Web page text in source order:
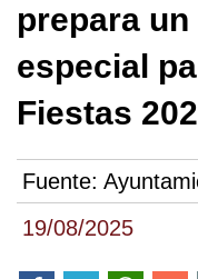
19/08/2025
prepara
especial
Fiestas
Fuente: